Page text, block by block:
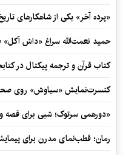
«پرده آخر» یکی از شاهکارهای
حمید نعمت‌‏الله سراغ «داش
کتاب قرآن و ترجمه پیکتال در
کنسرت‌نمایش «سیاوش» روی
«دورهمی سرتوک؛ شبی برای قصه و
رمان؛ قطب‌نمای مدرن برای